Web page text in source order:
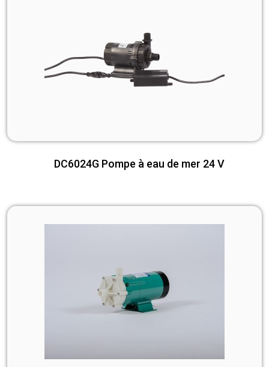
DC6024G Pompe à eau de mer 24 V